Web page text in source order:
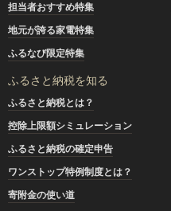
担当者おすすめ特集
地元が誇る家電特集
ふるなび限定特集
ふるさと納税を知る
ふるさと納税とは？
控除上限額シミュレーション
ふるさと納税の確定申告
ワンストップ特例制度とは？
寄附金の使い道